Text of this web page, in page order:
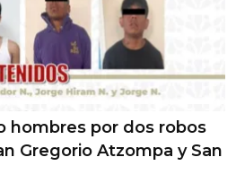
hombres por dos robos
Gregorio Atzompa y San